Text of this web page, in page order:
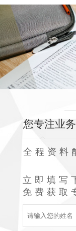
您专注业
全程资料
立即填写
免费获取